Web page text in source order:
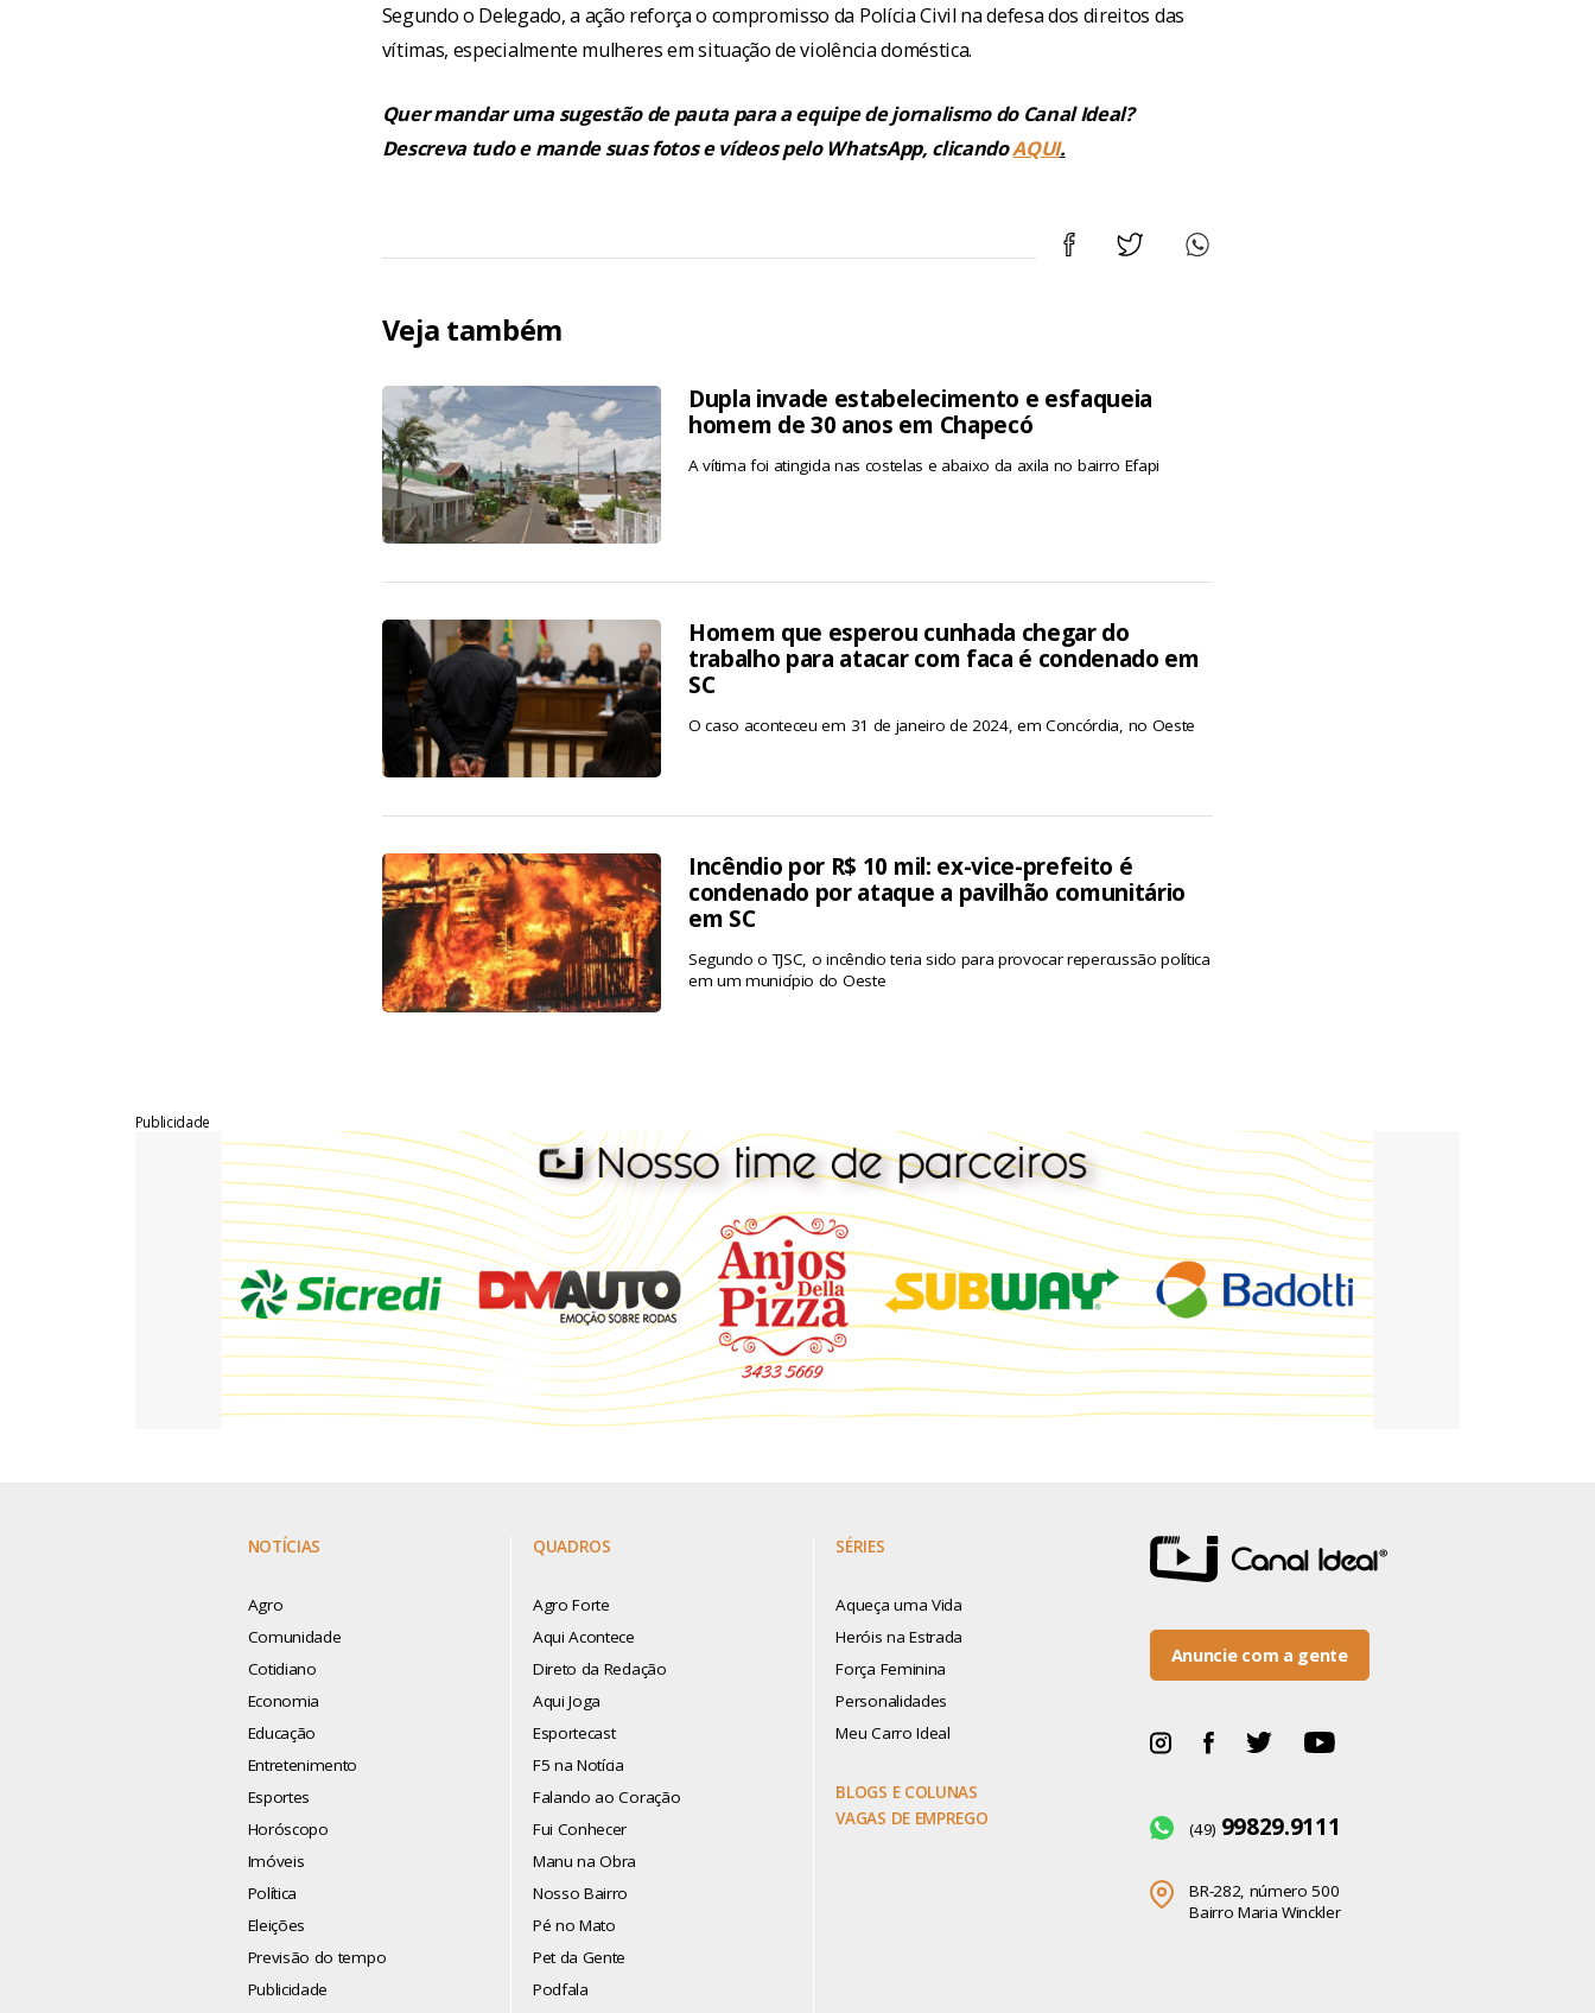
Segundo o Delegado, a ação reforça o compromisso da Polícia Civil na defesa dos direitos das
vítimas, especialmente mulheres em situação de violência doméstica.
Quer mandar uma sugestão de pauta para a equipe de jornalismo do Canal Ideal?
Descreva tudo e mande suas fotos e vídeos pelo WhatsApp, clicandoAQUI.
Veja também
Dupla invade estabelecimento e esfaqueia
homem de 30 anos em Chapecó
A vítima foi atingida nas costelas e abaixo da axila no bairro Efapi
Homem que esperou cunhada chegar do
trabalho para atacar com faca é condenado em
SC
O caso aconteceu em 31 de janeiro de 2024, em Concórdia, no Oeste
Incêndio por R$ 10 mil: ex-vice-prefeito é
condenado por ataque a pavilhão comunitário
em SC
Segundo o TJSC, o incêndio teria sido para provocar repercussão política
em um município do Oeste
Publicidade
NOTÍCIAS
Agro
Comunidade
Cotidiano
Economia
Educação
Entretenimento
Esportes
Horóscopo
Imóveis
Política
Eleições
Previsão do tempo
Publicidade
QUADROS
Agro Forte
Aqui Acontece
Direto da Redação
Aqui Joga
Esportecast
F5 na Notícia
Falando ao Coração
Fui Conhecer
Manu na Obra
Nosso Bairro
Pé no Mato
Pet da Gente
Podfala
SÉRIES
Aqueça uma Vida
Heróis na Estrada
Força Feminina
Personalidades
Meu Carro Ideal
BLOGS E COLUNAS
VAGAS DE EMPREGO
Anuncie com a gente
(49) 99829.9111
BR-282, número 500
Bairro Maria Winckler